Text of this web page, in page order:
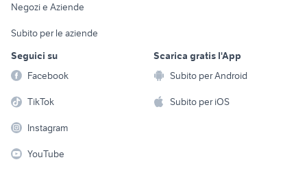
Telefonia
Biciclette
Negozi e Aziende
Subito per le aziende
Seguici su
Facebook
TikTok
Instagram
YouTube
Scarica gratis l'App
Subito per Android
Subito per iOS